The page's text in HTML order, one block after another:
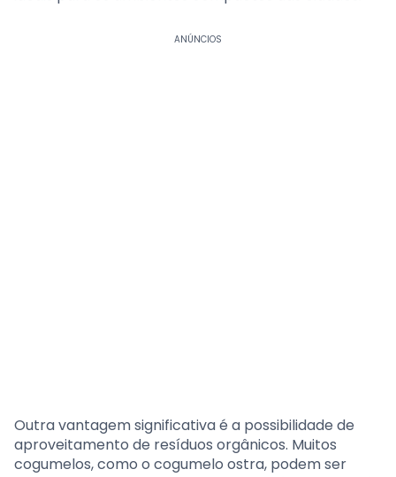
ANÚNCIOS
Outra vantagem significativa é a possibilidade de
aproveitamento de resíduos orgânicos. Muitos
cogumelos, como o cogumelo ostra, podem ser